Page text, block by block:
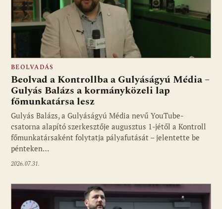
BEOLVADÁS
Beolvad a Kontrollba a Gulyáságyú Média –
Gulyás Balázs a kormányközeli lap
főmunkatársa lesz
Gulyás Balázs, a Gulyáságyú Média nevű YouTube-
csatorna alapító szerkesztője augusztus 1-jétől a Kontroll
főmunkatársaként folytatja pályafutását – jelentette be
pénteken…
2026.07.31.